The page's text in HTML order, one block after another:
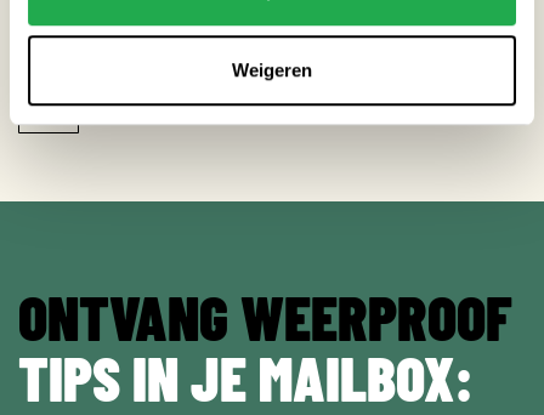
Weigeren
Terug naar partners
ONTVANG WEERPROOF
TIPS IN JE MAILBOX: